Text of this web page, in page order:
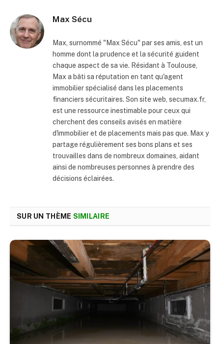
Max Sécu
Max, surnommé "Max Sécu" par ses amis, est un
homme dont la prudence et la sécurité guident
chaque aspect de sa vie. Résidant à Toulouse,
Max a bâti sa réputation en tant qu'agent
immobilier spécialisé dans les placements
financiers sécuritaires. Son site web, secumax.fr,
est une ressource inestimable pour ceux qui
cherchent des conseils avisés en matière
d'immobilier et de placements mais pas que. Max y
partage régulièrement ses bons plans et ses
trouvailles dans de nombreux domaines, aidant
ainsi de nombreuses personnes à prendre des
décisions éclairées.
SUR UN THÈME SIMILAIRE